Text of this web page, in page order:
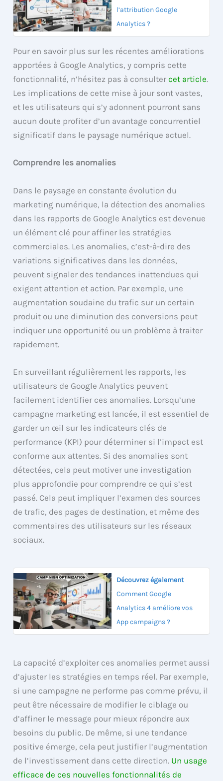
l’attribution Google
Analytics ?
Pour en savoir plus sur les récentes améliorations
apportées à Google Analytics, y compris cette
fonctionnalité, n’hésitez pas à consultercet article.
Les implications de cette mise à jour sont vastes,
et les utilisateurs qui s’y adonnent pourront sans
aucun doute profiter d’un avantage concurrentiel
significatif dans le paysage numérique actuel.
Comprendre les anomalies
Dans le paysage en constante évolution du
marketing numérique, la détection des anomalies
dans les rapports de Google Analytics est devenue
un élément clé pour affiner les stratégies
commerciales. Les anomalies, c’est-à-dire des
variations significatives dans les données,
peuvent signaler des tendances inattendues qui
exigent attention et action. Par exemple, une
augmentation soudaine du trafic sur un certain
produit ou une diminution des conversions peut
indiquer une opportunité ou un problème à traiter
rapidement.
En surveillant régulièrement les rapports, les
utilisateurs de Google Analytics peuvent
facilement identifier ces anomalies. Lorsqu’une
campagne marketing est lancée, il est essentiel de
garder un œil sur les indicateurs clés de
performance (KPI) pour déterminer si l’impact est
conforme aux attentes. Si des anomalies sont
détectées, cela peut motiver une investigation
plus approfondie pour comprendre ce qui s’est
passé. Cela peut impliquer l’examen des sources
de trafic, des pages de destination, et même des
commentaires des utilisateurs sur les réseaux
sociaux.
Découvrez également
Comment Google
Analytics 4 améliore vos
App campaigns ?
La capacité d’exploiter ces anomalies permet aussi
d’ajuster les stratégies en temps réel. Par exemple,
si une campagne ne performe pas comme prévu, il
peut être nécessaire de modifier le ciblage ou
d’affiner le message pour mieux répondre aux
besoins du public. De même, si une tendance
positive émerge, cela peut justifier l’augmentation
de l’investissement dans cette direction. Un usage
efficace de ces nouvelles fonctionnalités de